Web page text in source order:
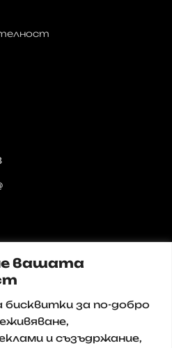
вашата
бисквитки за по-добро
и съзъдржание,